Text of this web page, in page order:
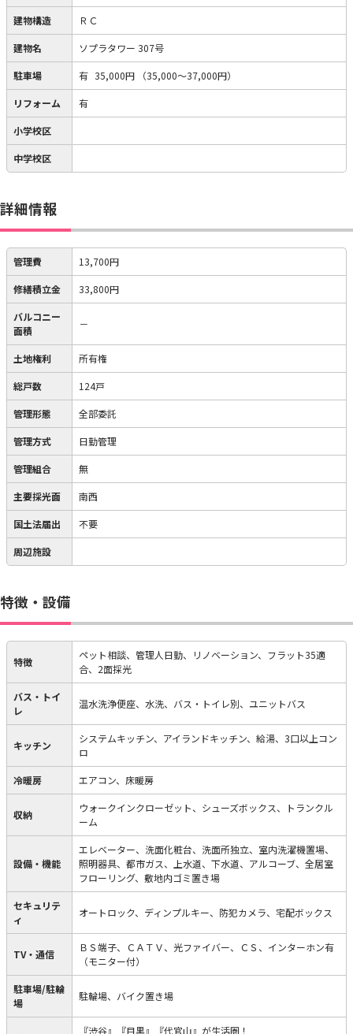
建物構造 ＲＣ
建物名 ソプラタワー 307号
駐車場 有 35,000円 （35,000～37,000円）
リフォーム 有
小学校区
中学校区
詳細情報
管理費 13,700円
修繕積立金 33,800円
バルコニー
面積
－
土地権利 所有権
総戸数 124戸
管理形態 全部委託
管理方式 日勤管理
管理組合 無
主要採光面 南西
国土法届出 不要
周辺施設
特徴・設備
特徴
ペット相談、管理人日勤、リノベーション、フラット35適
合、2面採光
バス・トイ
レ
温水洗浄便座、水洗、バス・トイレ別、ユニットバス
キッチン
システムキッチン、アイランドキッチン、給湯、3口以上コン
ロ
冷暖房 エアコン、床暖房
収納
ウォークインクローゼット、シューズボックス、トランクル
ーム
設備・機能
エレベーター、洗面化粧台、洗面所独立、室内洗濯機置場、
照明器具、都市ガス、上水道、下水道、アルコーブ、全居室
フローリング、敷地内ゴミ置き場
セキュリテ
ィ
オートロック、ディンプルキー、防犯カメラ、宅配ボックス
TV・通信
ＢＳ端子、ＣＡＴＶ、光ファイバー、ＣＳ、インターホン有
（モニター付）
駐車場/駐輪
場
駐輪場、バイク置き場
『渋谷』『目黒』『代官山』が生活圏！